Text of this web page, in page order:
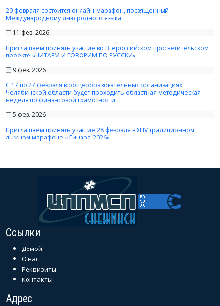
20 февраля состоится онлайн-марафон, посвященный
Международному дню родного языка
11 фев. 2026
Приглашаем принять участие во Всероссийском просветительском
проекте «ЧИТАЕМ И ГОВОРИМ ПО-РУССКИ»
9 фев. 2026
С 17 по 27 февраля в общеобразовательных организациях
Челябинской области будет проходить областная методическая
неделя по финансовой грамотности
5 фев. 2026
Приглашаем принять участие 28 февраля в XLIV традиционном
лыжном марафоне «Синара-2026»
Ссылки
Домой
О нас
Реквизиты
Контакты
Адрес